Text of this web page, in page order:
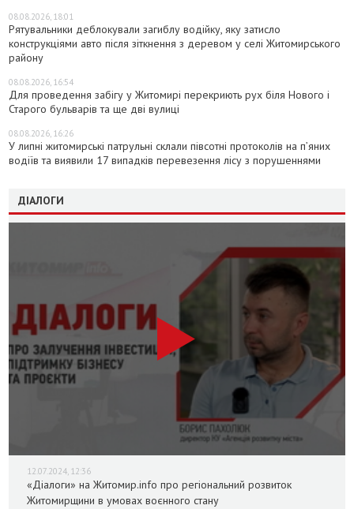
08.08.2026, 18:01
Рятувальники деблокували загиблу водійку, яку затисло
конструкціями авто після зіткнення з деревом у селі Житомирського
району
08.08.2026, 16:54
Для проведення забігу у Житомирі перекриють рух біля Нового і
Старого бульварів та ще дві вулиці
08.08.2026, 16:26
У липні житомирські патрульні склали півсотні протоколів на пʼяних
водіїв та виявили 17 випадків перевезення лісу з порушеннями
ДІАЛОГИ
12.07.2024, 12:36
«Діалоги» на Житомир.info про регіональний розвиток
Житомирщини в умовах воєнного стану